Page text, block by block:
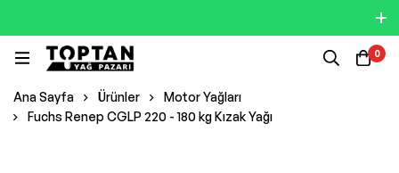
0
Ana Sayfa Ürünler
Motor Yağları
Fuchs Renep CGLP 220 - 180 kg Kızak Yağı